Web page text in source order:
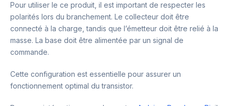
Pour utiliser le ce produit, il est important de respecter les
polarités lors du branchement. Le collecteur doit être
connecté à la charge, tandis que l’émetteur doit être relié à la
masse. La base doit être alimentée par un signal de
commande.
Cette configuration est essentielle pour assurer un
fonctionnement optimal du transistor.